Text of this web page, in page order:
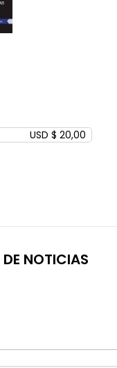
USD $ 20,00
NOTICIAS